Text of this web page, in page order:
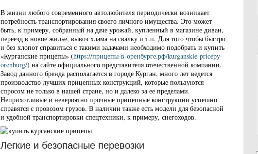
В жизни любого современного автолюбителя периодически возникает
потребность транспортирования своего личного имущества. Это может
быть, к примеру, собранный на даче урожай, купленный в магазине диван,
переезд в новое жилье, вывоз хлама на свалку и т.п. Для того чтобы быстро
и без хлопот справиться с такими задачами необходимо подобрать и купить
«Курганские прицепы» (https://прицепы-в-оренбурге.рф/kurganskie-pricepy-
orenburg/) на сайте официального представителя отечественной компании.
Завод данного бренда располагается в городе Курган, много лет ведется
производство лучших прицепных конструкций, которые пользуются
спросом не только в нашей стране, но и далеко за ее пределами.
Неприхотливые и невероятно прочные прицепные конструкции успешно
справятся с провозом грузов. В наличии также есть модели для безопасной
и удобной транспортировки спецтехники, к примеру, снегоходов.
Легкие и безопасные перевозки